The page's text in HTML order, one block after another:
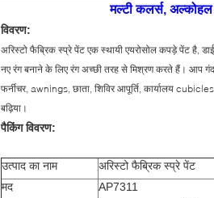
मल्टी कलर्स, अल्कोहल
विवरण:
अरिस्टो फैब्रिक स्प्रे पेंट एक स्थायी एयरोसोल कपड़े पेंट है,
नए रंग बनाने के लिए रंग अच्छी तरह से मिश्रण करते हैं। आप
फर्नीचर, awnings, छाता, शिविर आपूर्ति, कार्यालय
बढ़िया।
पैकिंग विवरण:
उत्पाद का नाम
अरिस्टो फैब्रिक स्प्रे पेंट
मद
AP7311